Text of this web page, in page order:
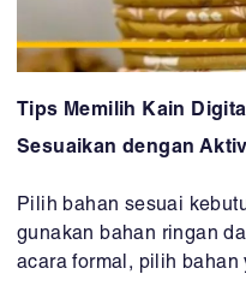
Tips Memilih Kain
Sesuaikan dengan
Pilih bahan sesuai
gunakan bahan ringan
acara formal, pilih bahan